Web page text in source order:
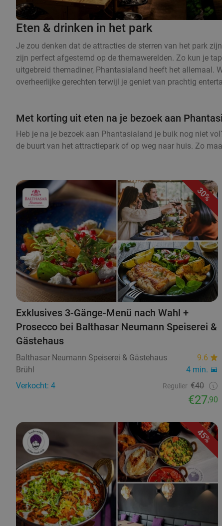
Eten & drinken in het park
Je zou denken dat de attracties de sterren van het park
zijn perfect afgestemd op de themawerelden. Zo kun je
uitgebreid themadiner, Phantasialand heeft het allemaal.
overheerlijke gerechten terwijl je geniet van prachtig
Met korting uit eten na je bezoek aan
Heb je na je bezoek aan Phantasialand je buik nog niet
de buurt van het attractiepark of op weg naar huis. Zo
30%
Exklusives 3-Gänge-Menü nach Wahl +
Prosecco bei Balthasar Neumann Speiserei &
Gästehaus
Balthasar Neumann Speiserei & Gästehaus
9.6
Brühl
4 min.
Verkocht: 4
Regulier €40
€27,90
45%